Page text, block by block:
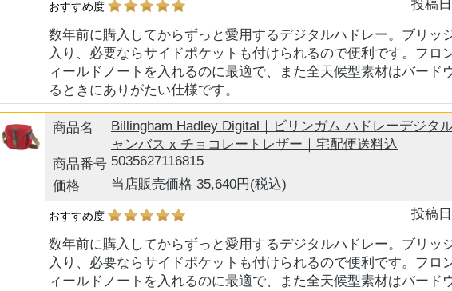
投稿
おすすめ度
数年前に購入してからずっと愛用するデジタルハドレー。ブリッ
入り、必要ならサイドポケットも付けられるので便利です。フロ
ィールドノートを入れるのに最適で、また全天候型素材はバード
るときにありがたい仕様です。
商品名
Billingham Hadley Digital｜ビリンガム ハドレーデジタ
ャンバス x チョコレートレザー｜宅配便送料込
商品番号 5035627116815
価格
当店販売価格 35,640円 (税込)
投稿
おすすめ度
数年前に購入してからずっと愛用するデジタルハドレー。ブリッ
入り、必要ならサイドポケットも付けられるので便利です。フロ
ィールドノートを入れるのに最適で、また全天候型素材はバード